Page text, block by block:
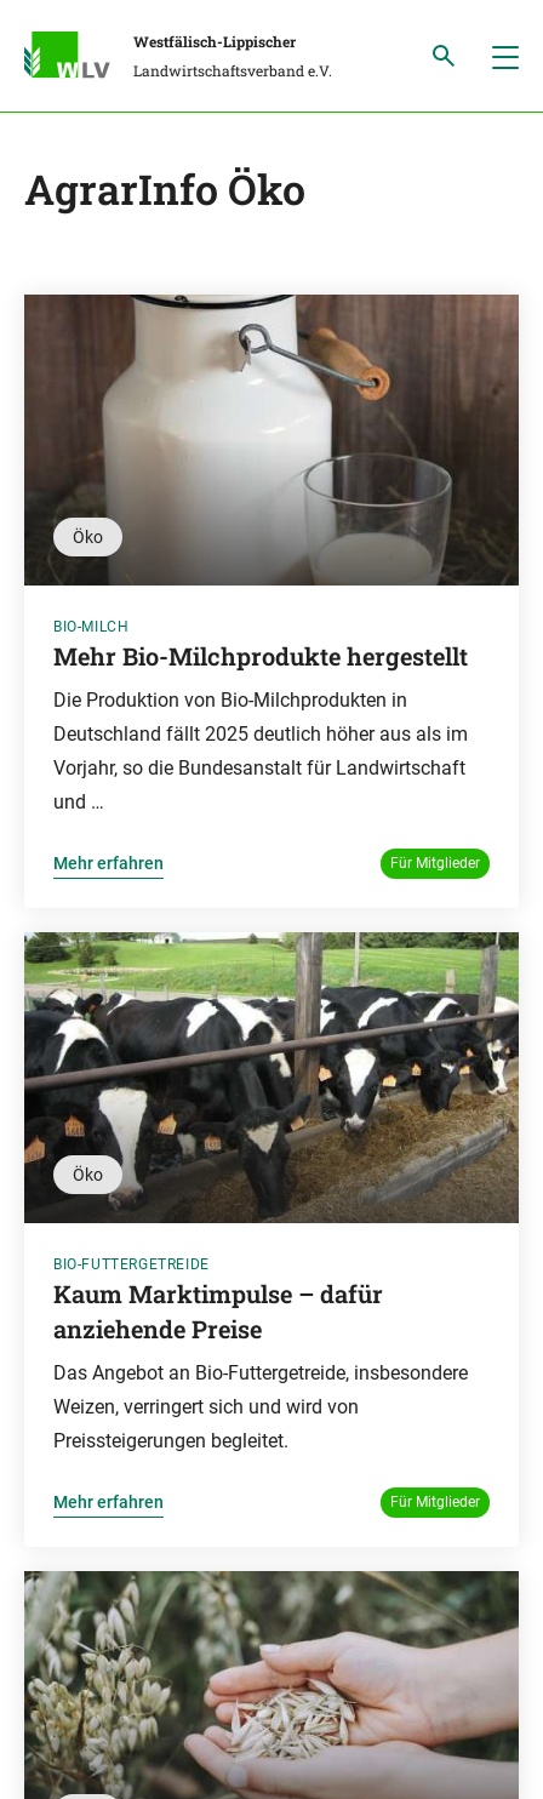
Westfälisch-Lippischer
Landwirtschaftsverband e.V.
AgrarInfo Öko
Öko
BIO-MILCH
Mehr Bio-Milchprodukte hergestellt
Die Produktion von Bio-Milchprodukten in
Deutschland fällt 2025 deutlich höher aus als im
Vorjahr, so die Bundesanstalt für Landwirtschaft
und …
Mehr erfahren Für Mitglieder
Öko
BIO-FUTTERGETREIDE
Kaum Marktimpulse – dafür
anziehende Preise
Das Angebot an Bio-Futtergetreide, insbesondere
Weizen, verringert sich und wird von
Preissteigerungen begleitet.
Mehr erfahren Für Mitglieder